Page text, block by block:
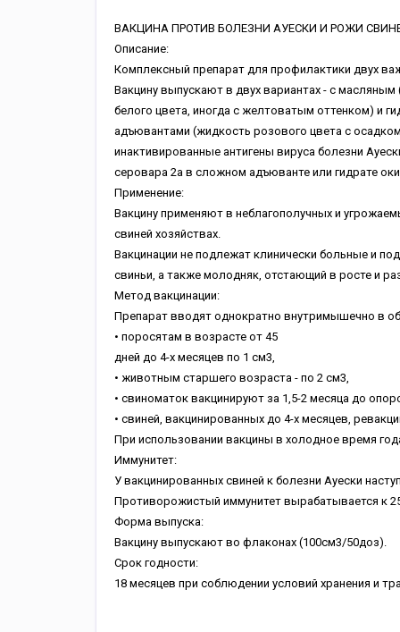
ВАКЦИНА ПРОТИВ БОЛЕЗНИ АУЕСКИ И РОЖИ
Описание:
Комплексный препарат для профилактики двух
Вакцину выпускают в двух вариантах - с
белого цвета, иногда с желтоватым оттенком) и
адъювантами (жидкость розового цвета с
инактивированные антигены вируса болезни
серовара 2а в сложном адъюванте или гидрате
Применение:
Вакцину применяют в неблагополучных и
свиней хозяйствах.
Вакцинации не подлежат клинически больные и
свиньи, а также молодняк, отстающий в росте и
Метод вакцинации:
Препарат вводят однократно внутримышечно в
• поросятам в возрасте от 45
дней до 4-х месяцев по 1 см3,
• животным старшего возраста - по 2 см3,
• свиноматок вакцинируют за 1,5-2 месяца до
• свиней, вакцинированных до 4-х месяцев,
При использовании вакцины в холодное время
Иммунитет:
У вакцинированных свиней к болезни Ауески
Противорожистый иммунитет вырабатывается к
Форма выпуска:
Вакцину выпускают во флаконах (100см3/50доз).
Срок годности:
18 месяцев при соблюдении условий хранения и